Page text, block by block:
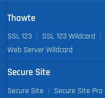
Thawte
SSL 123 SSL 123 Wildcard
Web Server Wildcard
Secure Site
Secure Site Secure Site Pro